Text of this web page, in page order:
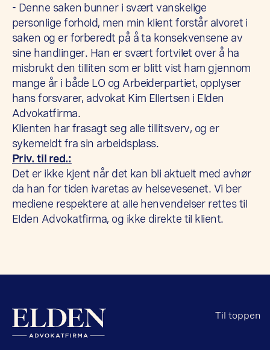
- Denne saken bunner i svært vanskelige
personlige forhold, men min klient forstår alvoret i
saken og er forberedt på å ta konsekvensene av
sine handlinger. Han er svært fortvilet over å ha
misbrukt den tilliten som er blitt vist ham gjennom
mange år i både LO og Arbeiderpartiet, opplyser
hans forsvarer, advokat Kim Ellertsen i Elden
Advokatfirma.
Klienten har frasagt seg alle tillitsverv, og er
sykemeldt fra sin arbeidsplass.
Priv. til red.:
Det er ikke kjent når det kan bli aktuelt med avhør
da han for tiden ivaretas av helsevesenet. Vi ber
mediene respektere at alle henvendelser rettes til
Elden Advokatfirma, og ikke direkte til klient.
Til toppen